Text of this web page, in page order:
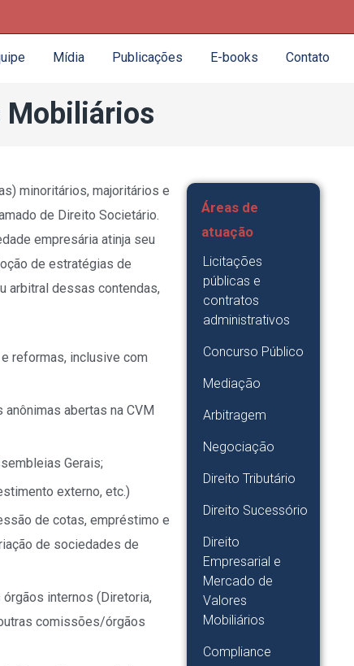
Mídia Publicações E-books Contato
Mobiliários
minoritários, majoritários e
de Direito Societário.
empresária atinja seu
de estratégias de
arbitral dessas contendas,
reformas, inclusive com
abertas na CVM
Gerais;
externo, etc.)
de cotas, empréstimo e
de sociedades de
internos (Diretoria,
comissões/órgãos
Áreas de
atuação
Licitações
públicas e
contratos
administrativos
Concurso Público
Mediação
Arbitragem
Negociação
Direito Tributário
Direito Sucessório
Direito
Empresarial e
Mercado de
Valores
Mobiliários
Compliance